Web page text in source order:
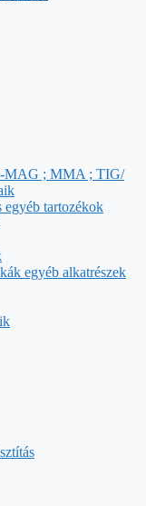
MAG ; MMA ; TIG/
egyéb tartozékok
egyéb alkatrészek